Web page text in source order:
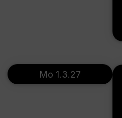
Mo 1.3.27